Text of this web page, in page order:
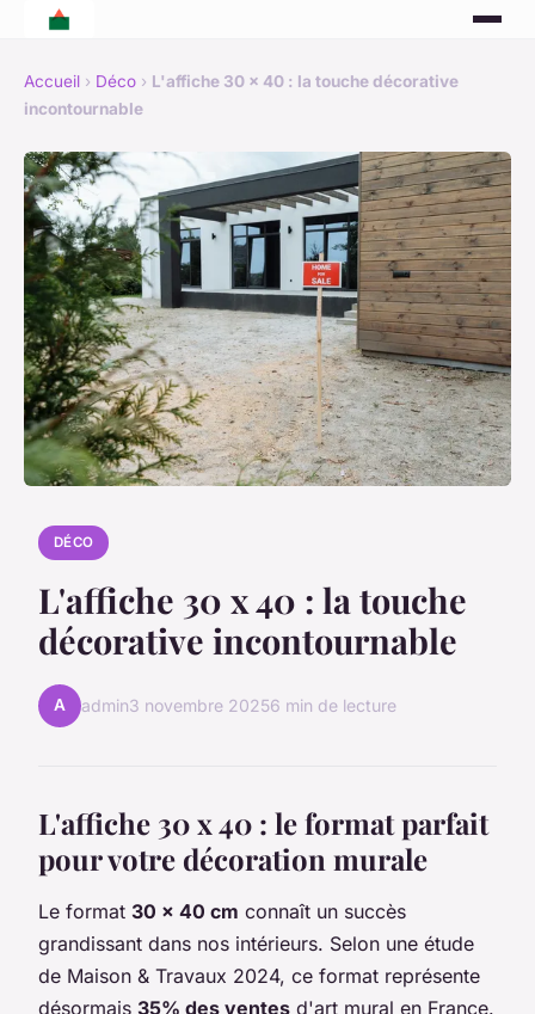
Accueil › Déco › L'affiche 30 x 40 : la touche décorative
incontournable
DÉCO
L'affiche 30 x 40 : la touche
décorative incontournable
A admin3 novembre 20256 min de lecture
L'affiche 30 x 40 : le format parfait
pour votre décoration murale
Le format 30 x 40 cm connaît un succès
grandissant dans nos intérieurs. Selon une étude
de Maison & Travaux 2024, ce format représente
désormais 35% des ventes d'art mural en France.